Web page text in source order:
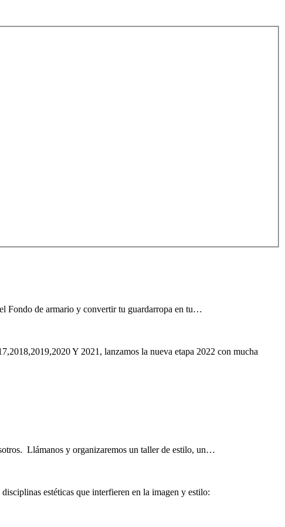
Fondo de armario y convertir tu guardarropa en tu…
Y 2021, lanzamos la nueva etapa 2022 con mucha
Llámanos y organizaremos un taller de estilo, un…
estéticas que interfieren en la imagen y estilo: